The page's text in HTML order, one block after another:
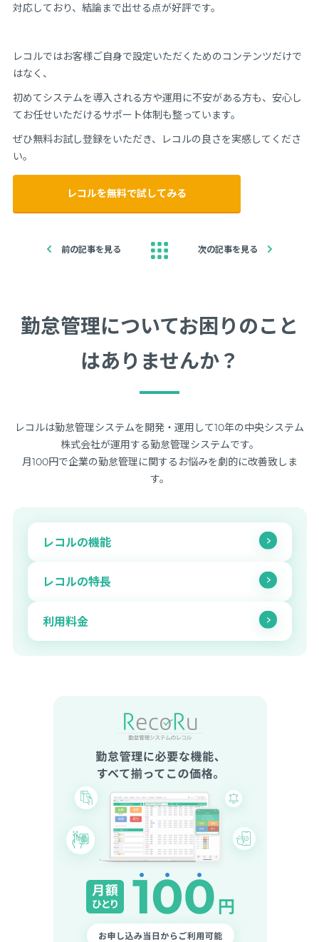
対応しており、結論まで出せる点が好評です。
レコルではお客様ご自身で設定いただくためのコンテンツだけで
はなく、
初めてシステムを導入される方や運用に不安がある方も、安心し
てお任せいただけるサポート体制も整っています。
ぜひ無料お試し登録をいただき、レコルの良さを実感してくださ
い。
レコルを無料で試してみる
前の記事を見る 次の記事を見る
勤怠管理についてお困りのこと
はありませんか？
レコルは勤怠管理システムを開発・運用して10年の中央システム
株式会社が運用する勤怠管理システムです。
月100円で企業の勤怠管理に関するお悩みを劇的に改善致しま
す。
レコルの機能
レコルの特長
利用料金